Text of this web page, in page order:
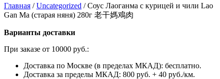
Главная /Uncategorized /Соус Лаоганма с курицей и чили Lao
Gan Ma (старая няня) 280г 老干媽鳮肉
Варианты доставки
При заказе от 10000 руб.:
Доставка по Москве (в пределах МКАД): бесплатно.
Доставка за пределы МКАД: 800 руб. + 40 руб./км.